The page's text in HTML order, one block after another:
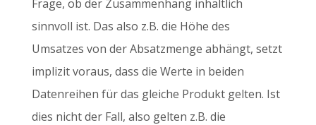
Frage, ob der Zusammenhang inhaltlich
sinnvoll ist. Das also z.B. die Höhe des
Umsatzes von der Absatzmenge abhängt, setzt
implizit voraus, dass die Werte in beiden
Datenreihen für das gleiche Produkt gelten. Ist
dies nicht der Fall, also gelten z.B. die